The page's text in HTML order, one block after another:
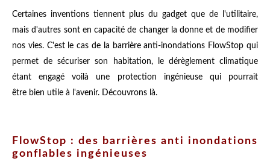
Certaines inventions tiennent plus du gadget que de l'utilitaire,
mais d'autres sont en capacité de changer la donne et de modifier
nos vies. C'est le cas de la barrière anti-inondations FlowStop qui
permet de sécuriser son habitation, le dérèglement climatique
étant engagé voilà une protection ingénieuse qui pourrait
être bien utile à l'avenir. Découvrons là.
FlowStop : des barrières anti inondations
gonflables ingénieuses